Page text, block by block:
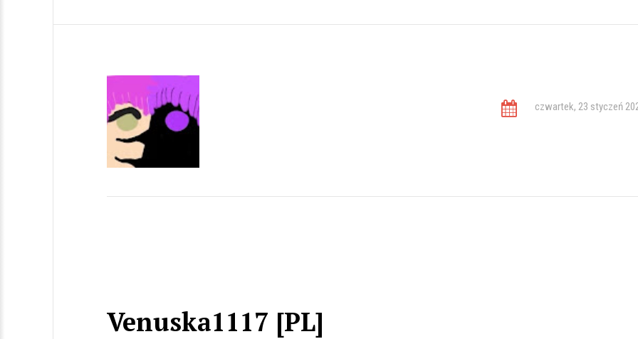
czwartek, 23 styczeń
Venuska1117 [PL]